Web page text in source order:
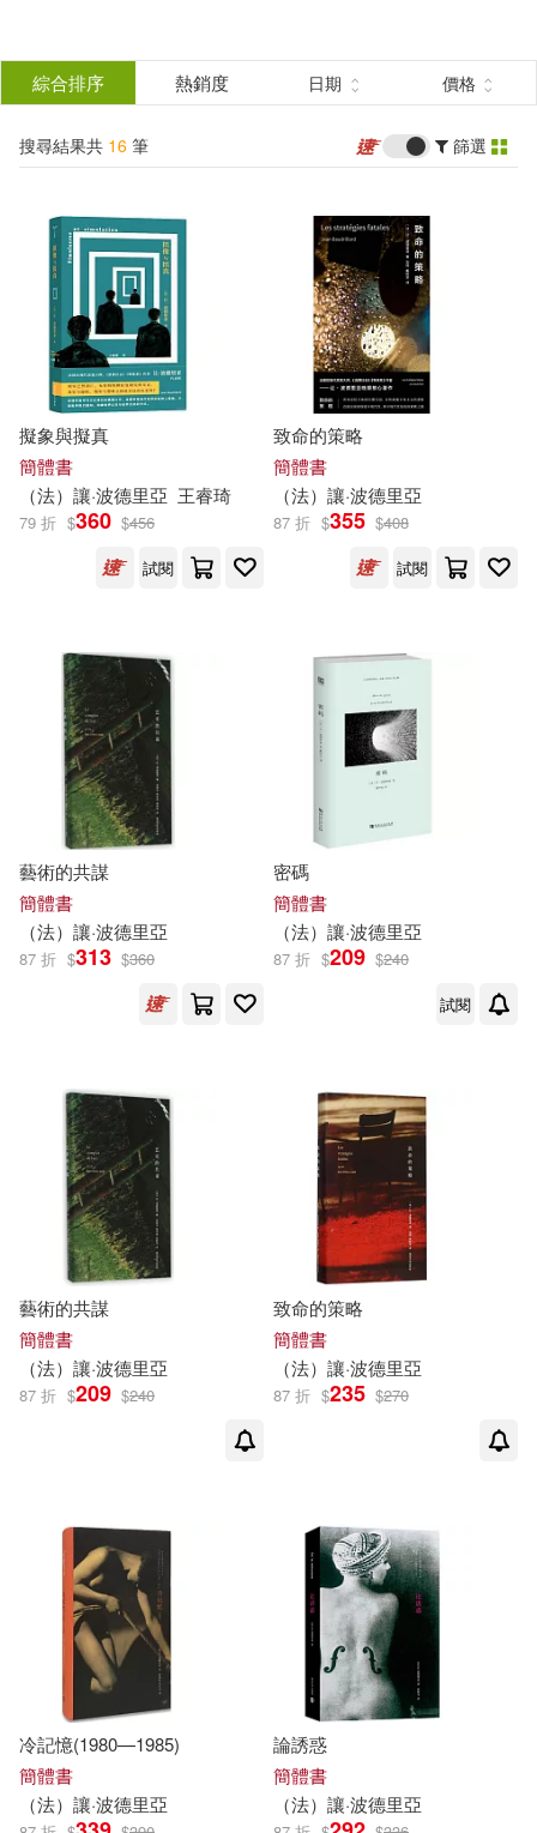
結
分類 (單選)
所有商品(16) 圖書(16)
作者 (可複選)
（法）讓·波德里亞(8)
[法]讓‧波德里亞（Jean Baudrillar
[法]讓‧波德里亞(2)
出版社 (可複選)
南京大學出版社(13)
譯林出版社(2)
河南大學出版社(1)
可超商取貨(16)
可海外宅配(16)
可港澳店取(16)
可新加坡店取(16)
可菲律賓店取(16)
現在可購買商品(3)
作者/演唱/譯/編/繪(16)
價格
範圍
綜合排序 熱銷度 日期 價格
搜尋結果共 16 筆 篩選
擬象與擬真
簡體書
（法） 讓·波德里亞 王睿琦
79 折 $360 $456
試閱
致命的策略
簡體書
（法） 讓·波德里亞
87 折 $355 $408
試閱
藝術的共謀
簡體書
（法） 讓·波德里亞
87 折 $313 $360
密碼
簡體書
（法） 讓·波德里亞
87 折 $209 $240
試閱
藝術的共謀
簡體書
（法） 讓·波德里亞
87 折 $209 $240
致命的策略
簡體書
（法） 讓·波德里亞
87 折 $235 $270
冷記憶(1980—1985)
簡體書
（法） 讓·波德里亞
論誘惑
簡體書
（法） 讓·波德里亞